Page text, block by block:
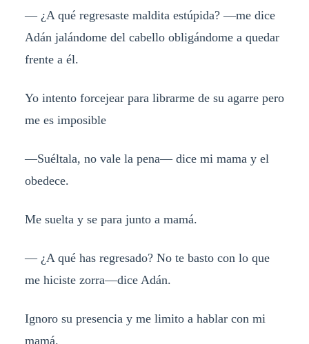
— ¿A qué regresaste maldita estúpida? —me dice
Adán jalándome del cabello obligándome a quedar
frente a él.
Yo intento forcejear para librarme de su agarre pero
me es imposible
—Suéltala, no vale la pena— dice mi mama y el
obedece.
Me suelta y se para junto a mamá.
— ¿A qué has regresado? No te basto con lo que
me hiciste zorra—dice Adán.
Ignoro su presencia y me limito a hablar con mi
mamá.